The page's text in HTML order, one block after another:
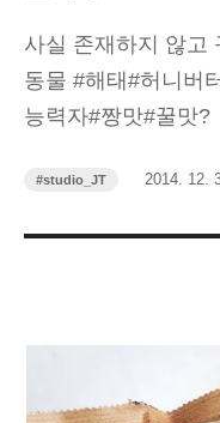
사실 존재하지 않고
동물 #해태#허니버
능력자#짱맛#꿀맛?
카
리
#studio_JT
작
2014. 12.